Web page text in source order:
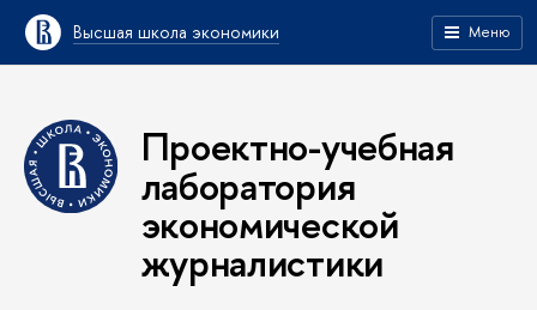
Высшая школа экономики Меню
Проектно-учебная
лаборатория
экономической
журналистики